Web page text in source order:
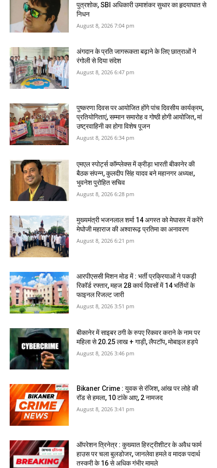
पुत्रशोक, SBI अधिकारी उमाशंकर सुथार का हृदयाघात से
निधन
August 8, 2026 7:04 pm
अंगदान के प्रति जागरूकता बढ़ाने के लिए छात्राओं ने
रंगोली से दिया संदेश
August 8, 2026 6:47 pm
पुष्करणा दिवस पर आयोजित होंगे पांच दिवसीय कार्यक्रम,
प्रतियोगिताएं, सम्मान समारोह व गोष्ठी होगी आयोजित, मां
उष्‍ट्रवाहिनी का होगा विशेष पूजन
August 8, 2026 6:34 pm
एमएल स्पोर्ट्स कॉम्प्लेक्स में क्रीड़ा भारती बीकानेर की
बैठक संपन्न, कुलदीप सिंह यादव बने महानगर अध्यक्ष,
भुवनेश पुरोहित सचिव
August 8, 2026 6:28 pm
मुख्यमंत्री भजनलाल शर्मा 14 अगस्त को मेघासर में करेंगे
मेघोजी महाराज की अश्वारूढ़ प्रतिमा का अनावरण
August 8, 2026 6:21 pm
आरपीएससी मिशन मोड में : भर्ती प्रक्रियाओं ने पकड़ी
रिकॉर्ड रफ्तार, महज 28 कार्य दिवसों में 14 भर्तियों के
फाइनल रिजल्ट जारी
August 8, 2026 3:51 pm
बीकानेर में साइबर ठगी के रुपए रिकवर कराने के नाम पर
महिला से 20.25 लाख + गाड़ी, लैपटॉप, मोबाइल हड़पे
August 8, 2026 3:46 pm
Bikaner Crime : युवक से रंजिश, आंख पर लोहे की
रॉड से हमला, 10 टांके आए, 2 नामजद
August 8, 2026 3:41 pm
ऑपरेशन त्रिनेत्र : कुख्यात हिस्ट्रीशीटर के अवैध फार्म
हाउस पर चला बुलडोजर, जानलेवा हमले व मादक पदार्थ
तस्करी के 16 से अधिक गंभीर मामले